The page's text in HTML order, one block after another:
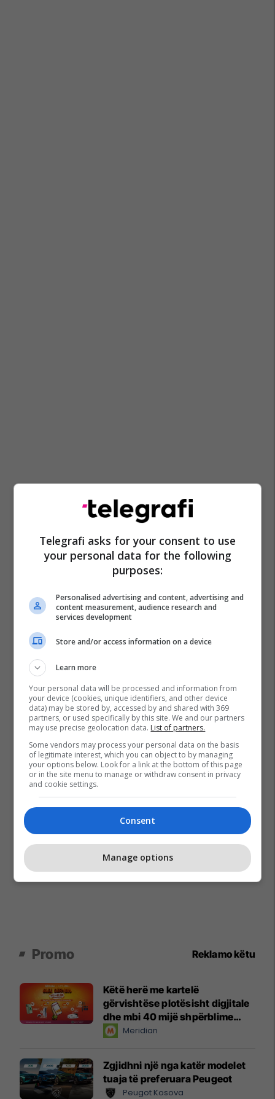
Menaxhimi I Mbeturinave
Krm Pastrimi
Komuna E Prishtinës Prishtina
Promo Reklamo këtu
Këtë herë me kartelë
gërvishtëse plotësisht digjitale
dhe mbi 40 mijë shpërblime
instant!Meridian
Zgjidhni një nga katër modelet
tuaja të preferuara Peugeot
Peugot Kosova
Telegrafi asks for your consent to use
your personal data for the following
purposes:
Personalised advertising and content, advertising and
content measurement, audience research and
services development
Store and/or access information on a device
Learn more
Your personal data will be processed and information from
your device (cookies, unique identifiers, and other device
data) may be stored by, accessed by and shared with 369
partners, or used specifically by this site. We and our partners
may use precise geolocation data. List of partners.
Some vendors may process your personal data on the basis
of legitimate interest, which you can object to by managing
your options below. Look for a link at the bottom of this page
or in the site menu to manage or withdraw consent in privacy
and cookie settings.
Consent
Manage options